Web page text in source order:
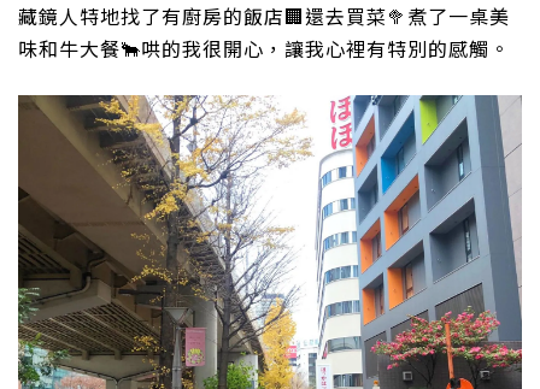
藏鏡人特地找了有廚房的飯店🏢還去買菜🥦 煮了一桌美
味和牛大餐🐂哄的我很開心，讓我心裡有特別的感觸。